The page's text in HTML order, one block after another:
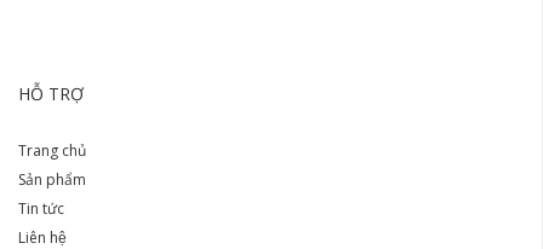
HỖ TRỢ
Trang chủ
Sản phẩm
Tin tức
Liên hệ